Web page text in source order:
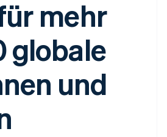
Datensynchronisierung
Branche
Economy
auf
der
Sie
um
gestützte
ausgeben: So
und
von
Roadmap
Sessions
Press
Team
mehr
globale
und